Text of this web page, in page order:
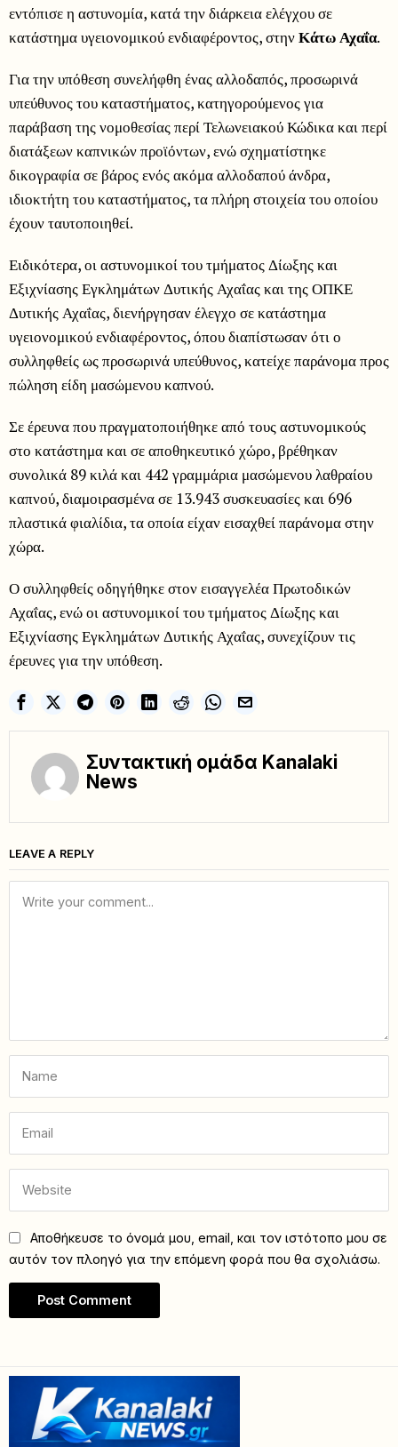
εντόπισε η αστυνομία, κατά την διάρκεια ελέγχου σε
κατάστημα υγειονομικού ενδιαφέροντος, στηνΚάτω Αχαΐα.
Για την υπόθεση συνελήφθη ένας αλλοδαπός, προσωρινά
υπεύθυνος του καταστήματος, κατηγορούμενος για
παράβαση της νομοθεσίας περί Τελωνειακού Κώδικα και περί
διατάξεων καπνικών προϊόντων, ενώ σχηματίστηκε
δικογραφία σε βάρος ενός ακόμα αλλοδαπού άνδρα,
ιδιοκτήτη του καταστήματος, τα πλήρη στοιχεία του οποίου
έχουν ταυτοποιηθεί.
Ειδικότερα, οι αστυνομικοί του τμήματος Δίωξης και
Εξιχνίασης Εγκλημάτων Δυτικής Αχαΐας και της ΟΠΚΕ
Δυτικής Αχαΐας, διενήργησαν έλεγχο σε κατάστημα
υγειονομικού ενδιαφέροντος, όπου διαπίστωσαν ότι ο
συλληφθείς ως προσωρινά υπεύθυνος, κατείχε παράνομα προς
πώληση είδη μασώμενου καπνού.
Σε έρευνα που πραγματοποιήθηκε από τους αστυνομικούς
στο κατάστημα και σε αποθηκευτικό χώρο, βρέθηκαν
συνολικά 89 κιλά και 442 γραμμάρια μασώμενου λαθραίου
καπνού, διαμοιρασμένα σε 13.943 συσκευασίες και 696
πλαστικά φιαλίδια, τα οποία είχαν εισαχθεί παράνομα στην
χώρα.
Ο συλληφθείς οδηγήθηκε στον εισαγγελέα Πρωτοδικών
Αχαΐας, ενώ οι αστυνομικοί του τμήματος Δίωξης και
Εξιχνίασης Εγκλημάτων Δυτικής Αχαΐας, συνεχίζουν τις
έρευνες για την υπόθεση.
Συντακτική ομάδα Kanalaki
News
LEAVE A REPLY
Αποθήκευσε το όνομά μου, email, και τον ιστότοπο μου σε
αυτόν τον πλοηγό για την επόμενη φορά που θα σχολιάσω.